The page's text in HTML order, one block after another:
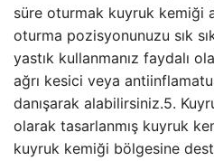
süre oturmak kuyruk kemiği
oturma pozisyonunuzu sık
yastık kullanmanız faydalı
ağrı kesici veya
danışarak alabilirsiniz.5.
olarak tasarlanmış kuyruk
kuyruk kemiği bölgesine